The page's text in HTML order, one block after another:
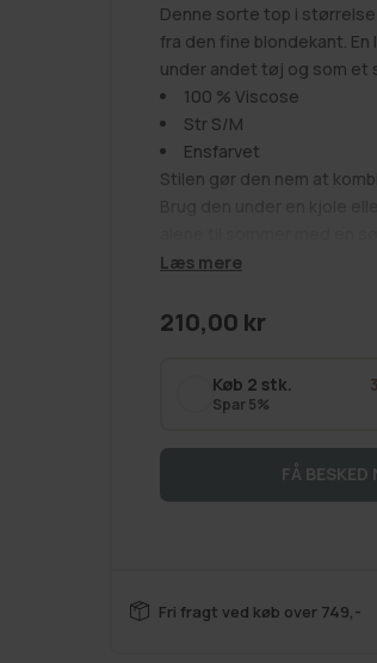
Denne sorte top i
fra den fine blondekant.
under andet tøj og som
100 % Viscose
Str S/M
Ensfarvet
Stilen gør den nem at
Se alt:Alle overdele
Læs mere
Normalpris
210,00 kr
Køb 2 stk.
Spar 5%
FÅ BESKED
Fri fragt ved køb over 749,-